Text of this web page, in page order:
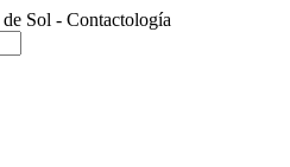
Sol - Contactología